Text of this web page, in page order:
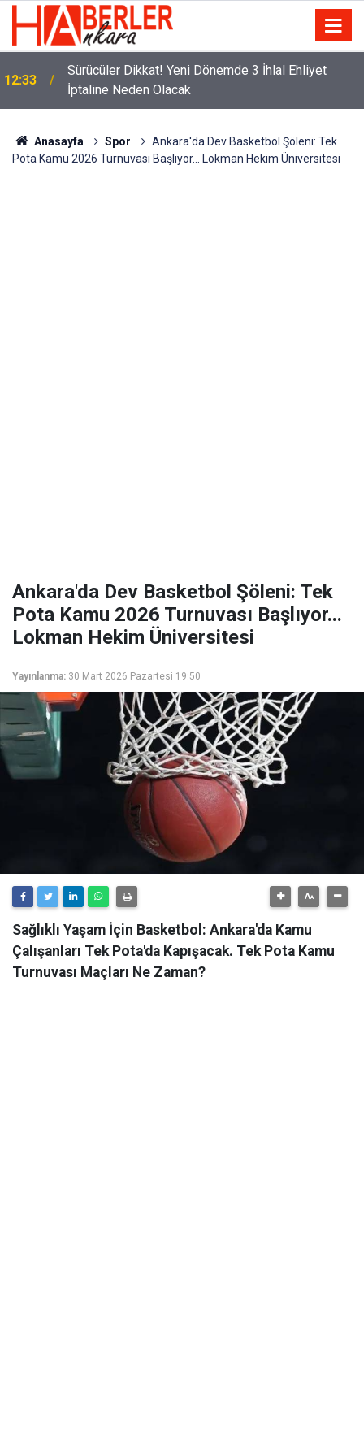
12:33
Sürücüler Dikkat! Yeni Dönemde 3 İhlal Ehliyet
İptaline Neden Olacak
Anasayfa Spor
Ankara'da Dev Basketbol Şöleni: Tek
Pota Kamu 2026 Turnuvası Başlıyor... Lokman Hekim Üniversitesi
Ankara'da Dev Basketbol Şöleni: Tek
Pota Kamu 2026 Turnuvası Başlıyor...
Lokman Hekim Üniversitesi
Yayınlanma: 30 Mart 2026 Pazartesi 19:50
Sağlıklı Yaşam İçin Basketbol: Ankara'da Kamu
Çalışanları Tek Pota'da Kapışacak. Tek Pota Kamu
Turnuvası Maçları Ne Zaman?